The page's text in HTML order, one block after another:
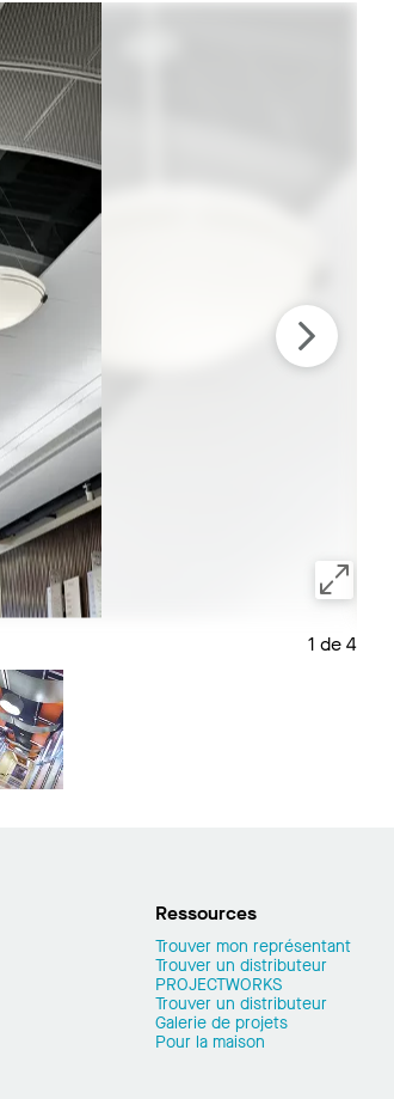
1 de 4
Ressources
Trouver mon représentant
Trouver un distributeur
PROJECTWORKS
Trouver un distributeur
Galerie de projets
Pour la maison